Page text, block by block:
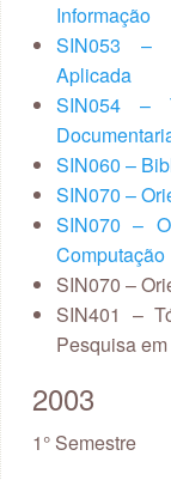
Informação
SIN053 –
Aplicada
SIN054 –
SIN060 –
SIN070 –
SIN070 –
Computação
SIN070 –
SIN401 –
Pesquisa
2003
1° Semestre